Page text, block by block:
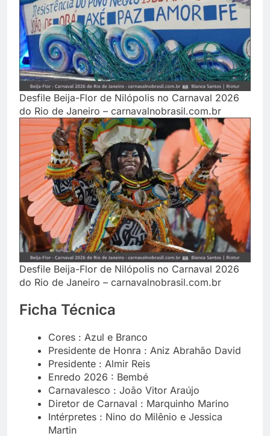
Desfile Beija-Flor de Nilópolis no Carnaval 2026
do Rio de Janeiro – carnavalnobrasil.com.br
Desfile Beija-Flor de Nilópolis no Carnaval 2026
do Rio de Janeiro – carnavalnobrasil.com.br
Ficha Técnica
Cores : Azul e Branco
Presidente de Honra : Aniz Abrahão David
Presidente : Almir Reis
Enredo 2026 : Bembé
Carnavalesco : João Vitor Araújo
Diretor de Carnaval : Marquinho Marino
Intérpretes : Nino do Milênio e Jessica
Martin